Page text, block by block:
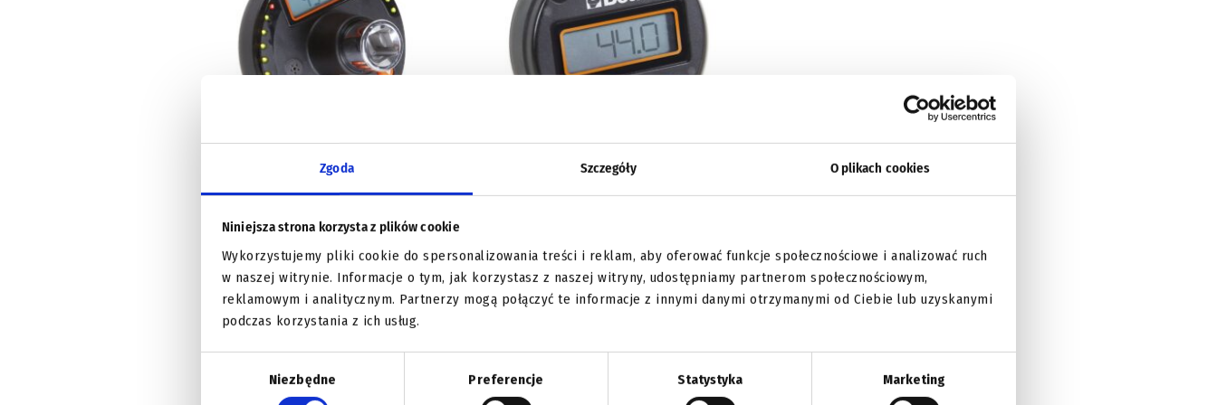
Zgoda Szczegóły O plikach cookies
Niniejsza strona korzysta z plików cookie
Wykorzystujemy pliki cookie do spersonalizowania treści i reklam, aby oferować funkcje społecznościowe i analizować ruch
w naszej witrynie. Informacje o tym, jak korzystasz z naszej witryny, udostępniamy partnerom społecznościowym,
reklamowym i analitycznym. Partnerzy mogą połączyć te informacje z innymi danymi otrzymanymi od Ciebie lub uzyskanymi
podczas korzystania z ich usług.
Niezbędne Preferencje Statystyka Marketing
dokręcania Beta – 601CA
Dowiedz się więcej Dowiedz się więcej